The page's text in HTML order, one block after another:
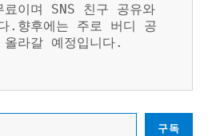
이며 SNS 친구 공유와
.향후에는 주로 버디 공
라갈 예정입니다.
구독